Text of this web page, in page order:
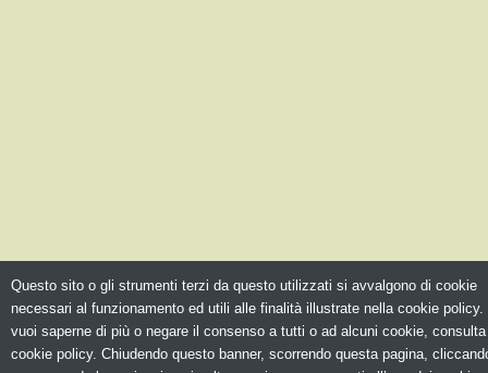
Questo sito o gli strumenti terzi da questo utilizzati si avvalgono di cookie
necessari al funzionamento ed utili alle finalità illustrate nella cookie policy.
vuoi saperne di più o negare il consenso a tutti o ad alcuni cookie,
cookie policy. Chiudendo questo banner, scorrendo questa pagina,